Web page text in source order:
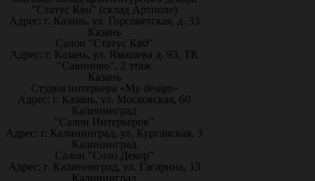
"Статус Кво" (склад Артполе)
Адрес: г. Казань, ул. Горсоветская, д. 33
Казань
Салон "Статус Кв0"
Адрес: г. Казань, ул. Ямашева д. 93, ТК
"Савиново", 2 этаж
Казань
Студия интерьера «My design»
Адрес: г. Казань, ул. Московская, 60
Калининград
"Салон Интерьеров"
Адрес: г. Калининград, ул. Курганская, 3
Калининград
Салон "Соло Декор"
Адрес: г. Калининград, ул. Гагарина, 13
Калининград